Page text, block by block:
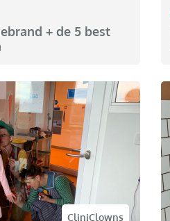
+ de 5 best
CliniClowns